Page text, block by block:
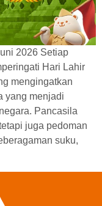
2026 Setiap
Hari Lahir
mengingatkan
yang menjadi
Pancasila
juga pedoman
suku,